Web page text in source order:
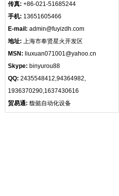
传真: +86-021-51685244
手机: 13651605466
E-mail: admin@fuyizdh.com
地址: 上海市奉贤星火开发区
MSN: liuxuan071001@yahoo.cn
Skype: binyurou88
QQ: 2435548412,94364982,
1936370290,1637430616
贸易通: 馥懿自动化设备